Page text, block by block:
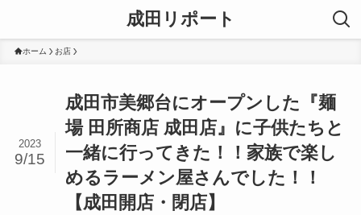
成田リポート
ホーム お店
成田市美郷台にオープンした『麺
場 田所商店 成田店』に子供たちと
一緒に行ってきた！！家族で楽し
めるラーメン屋さんでした！！
【成田開店・閉店】
2023
9/15